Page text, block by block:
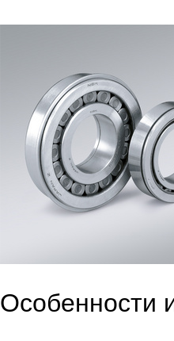
Особенности